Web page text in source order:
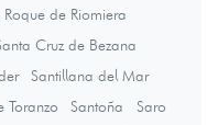
Roque de Riomiera
Cruz de Bezana
Santillana del Mar
Toranzo Santoña
Saro